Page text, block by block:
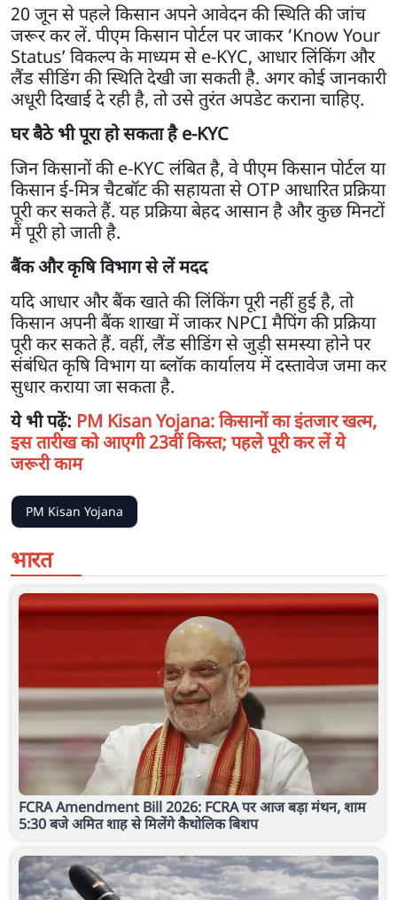
20 जून से पहले किसान अपने आवेदन की स्थिति की जांच
जरूर कर लें. पीएम किसान पोर्टल पर जाकर ‘Know Your
Status’ विकल्प के माध्यम से e-KYC, आधार लिंकिंग और
लैंड सीडिंग की स्थिति देखी जा सकती है. अगर कोई जानकारी
अधूरी दिखाई दे रही है, तो उसे तुरंत अपडेट कराना चाहिए.
घर बैठे भी पूरा हो सकता है e-KYC
जिन किसानों की e-KYC लंबित है, वे पीएम किसान पोर्टल या
किसान ई-मित्र चैटबॉट की सहायता से OTP आधारित प्रक्रिया
पूरी कर सकते हैं. यह प्रक्रिया बेहद आसान है और कुछ मिनटों
में पूरी हो जाती है.
बैंक और कृषि विभाग से लें मदद
यदि आधार और बैंक खाते की लिंकिंग पूरी नहीं हुई है, तो
किसान अपनी बैंक शाखा में जाकर NPCI मैपिंग की प्रक्रिया
पूरी कर सकते हैं. वहीं, लैंड सीडिंग से जुड़ी समस्या होने पर
संबंधित कृषि विभाग या ब्लॉक कार्यालय में दस्तावेज जमा कर
सुधार कराया जा सकता है.
ये भी पढ़ें: PM Kisan Yojana: किसानों का इंतजार खत्म,
इस तारीख को आएगी 23वीं किस्त; पहले पूरी कर लें ये
जरूरी काम
PM Kisan Yojana
भारत
FCRA Amendment Bill 2026: FCRA पर आज बड़ा मंथन, शाम
5:30 बजे अमित शाह से मिलेंगे कैथोलिक बिशप